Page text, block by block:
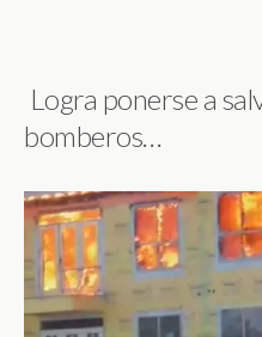
Logra ponerse a
bomberos…